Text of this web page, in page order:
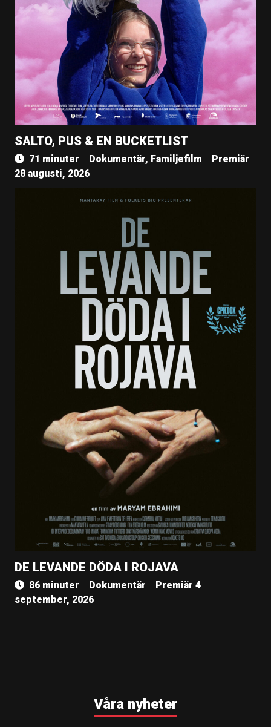
SALTO, PUS & EN BUCKETLIST
71 minuter Dokumentär, Familjefilm
Premiär
28 augusti, 2026
DE LEVANDE DÖDA I ROJAVA
86 minuter Dokumentär
Premiär 4
september, 2026
Våra nyheter